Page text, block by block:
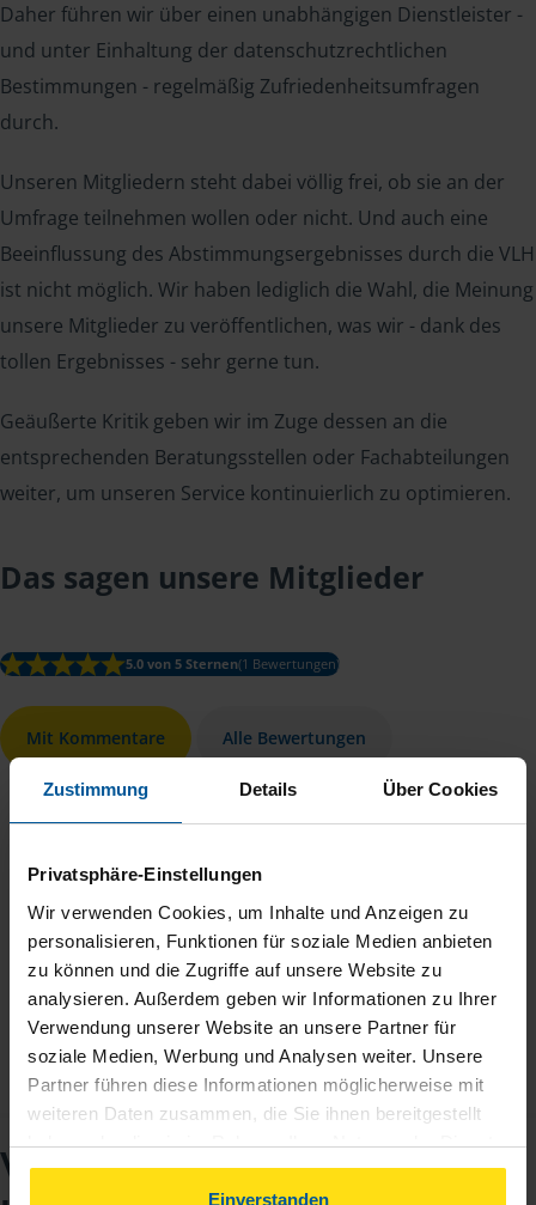
Zustimmung Details Über Cookies
Privatsphäre-Einstellungen
Wir verwenden Cookies, um Inhalte und Anzeigen zu
personalisieren, Funktionen für soziale Medien anbieten
zu können und die Zugriffe auf unsere Website zu
analysieren. Außerdem geben wir Informationen zu Ihrer
Verwendung unserer Website an unsere Partner für
soziale Medien, Werbung und Analysen weiter. Unsere
Partner führen diese Informationen möglicherweise mit
weiteren Daten zusammen, die Sie ihnen bereitgestellt
haben oder die sie im Rahmen Ihrer Nutzung der Dienste
gesammelt haben. Indem Sie auf Einverstanden klicken,
können Sie der Verwendung von Cookies, gemäß
Einverstanden
Daher führen wir über einen unabhängigen Dienstleister -
und unter Einhaltung der datenschutzrechtlichen
Bestimmungen - regelmäßig Zufriedenheitsumfragen
durch.
Unseren Mitgliedern steht dabei völlig frei, ob sie an der
Umfrage teilnehmen wollen oder nicht. Und auch eine
Beeinflussung des Abstimmungsergebnisses durch die VLH
ist nicht möglich. Wir haben lediglich die Wahl, die Meinung
unsere Mitglieder zu veröffentlichen, was wir - dank des
tollen Ergebnisses - sehr gerne tun.
Geäußerte Kritik geben wir im Zuge dessen an die
entsprechenden Beratungsstellen oder Fachabteilungen
weiter, um unseren Service kontinuierlich zu optimieren.
Das sagen unsere Mitglieder
5.0 von 5 Sternen(1 Bewertungen)
Mit Kommentare Alle Bewertungen
Wir haben keine Beanstandungen alles super
anonymes VLH-Mitglied
VLH-Beratungsstelle